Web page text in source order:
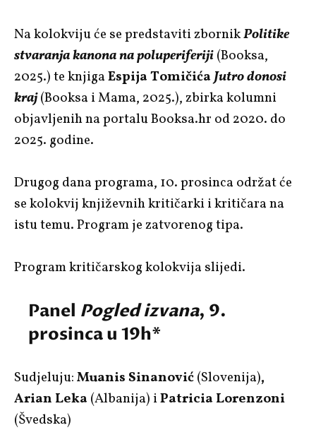
Na kolokviju će se predstaviti zbornikPolitike
stvaranja kanona na poluperiferiji(Booksa,
2025.) te knjigaEspija TomičićaJutro donosi
kraj(Booksa i Mama, 2025.), zbirka kolumni
objavljenih na portalu Booksa.hr od 2020. do
2025. godine.
Drugog dana programa, 10. prosinca održat će
se kolokvij književnih kritičarki i kritičara na
istu temu. Program je zatvorenog tipa.
Program kritičarskog kolokvija slijedi.
Panel Pogled izvana, 9.
prosinca u 19h*
Sudjeluju:Muanis Sinanović(Slovenija),
Arian Leka(Albanija) iPatricia Lorenzoni
(Švedska)